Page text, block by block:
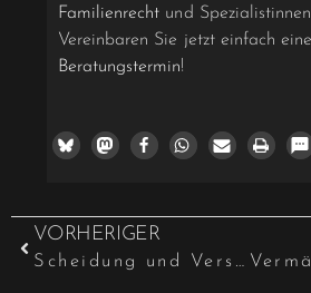
Familienrecht und
Vereinbaren Sie jetzt einfach
Beratungstermin!
VORHERIGER
Scheidung und Versorgungsausgleich: Wenn sich die Ehefrau von ihrem inhaftierten Mann trennen möchte